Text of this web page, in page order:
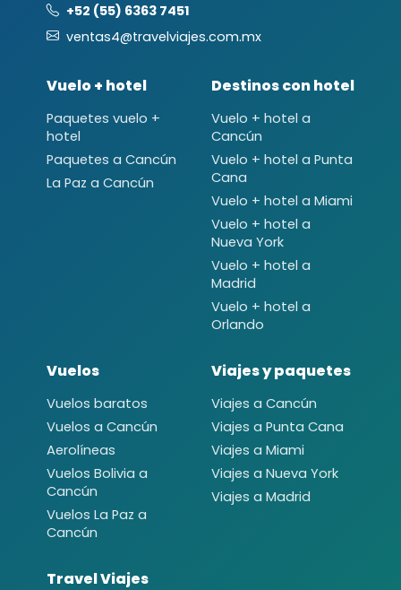
+52 (55) 6363 7451
ventas4@travelviajes.com.mx
Vuelo + hotel
Paquetes vuelo +
hotel
Paquetes a Cancún
La Paz a Cancún
Destinos con hotel
Vuelo + hotel a
Cancún
Vuelo + hotel a Punta
Cana
Vuelo + hotel a Miami
Vuelo + hotel a
Nueva York
Vuelo + hotel a
Madrid
Vuelo + hotel a
Orlando
Vuelos
Vuelos baratos
Vuelos a Cancún
Aerolíneas
Vuelos Bolivia a
Cancún
Vuelos La Paz a
Cancún
Viajes y paquetes
Viajes a Cancún
Viajes a Punta Cana
Viajes a Miami
Viajes a Nueva York
Viajes a Madrid
Travel Viajes